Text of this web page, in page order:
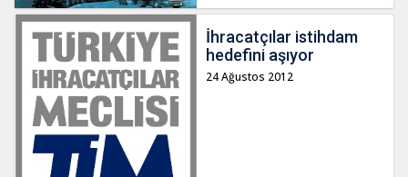
İhracatçılar istihdam
hedefini aşıyor
24 Ağustos 2012